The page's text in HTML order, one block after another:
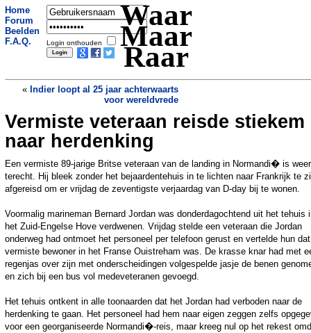
Home
Forum
Beelden
F.A.Q.
Login onthouden
Waar
Maar
Raar
« Indier loopt al 25 jaar achterwaarts
voor wereldvrede
Utrecht verlost van poepende
obesitaseenden»
Vermiste veteraan reisde stiekem
naar herdenking
Een vermiste 89-jarige Britse veteraan van de landing in Normandi� is weer
terecht. Hij bleek zonder het bejaardentehuis in te lichten naar Frankrijk te
afgereisd om er vrijdag de zeventigste verjaardag van D-day bij te wonen.
Voormalig marineman Bernard Jordan was donderdagochtend uit het tehuis
het Zuid-Engelse Hove verdwenen. Vrijdag stelde een veteraan die Jordan
onderweg had ontmoet het personeel per telefoon gerust en vertelde hun
vermiste bewoner in het Franse Ouistreham was. De krasse knar had met
regenjas over zijn met onderscheidingen volgespelde jasje de benen
en zich bij een bus vol medeveteranen gevoegd.
Het tehuis ontkent in alle toonaarden dat het Jordan had verboden naar de
herdenking te gaan. Het personeel had hem naar eigen zeggen zelfs
voor een georganiseerde Normandi�-reis, maar kreeg nul op het rekest